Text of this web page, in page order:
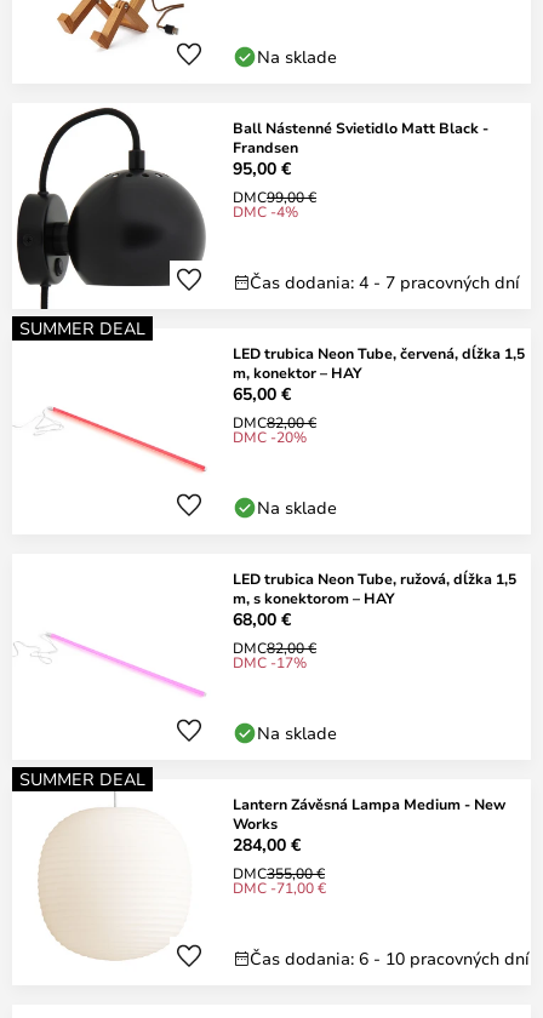
Na sklade
Ball Nástenné Svietidlo Matt Black -
Frandsen
95,00 €
DMC99,00 €
DMC -4%
Čas dodania: 4 - 7 pracovných dní
SUMMER DEAL
LED trubica Neon Tube, červená, dĺžka 1,5
m, konektor – HAY
65,00 €
DMC82,00 €
DMC -20%
Na sklade
LED trubica Neon Tube, ružová, dĺžka 1,5
m, s konektorom – HAY
68,00 €
DMC82,00 €
DMC -17%
Na sklade
SUMMER DEAL
Lantern Závěsná Lampa Medium - New
Works
284,00 €
DMC355,00 €
DMC -71,00 €
Čas dodania: 6 - 10 pracovných dní